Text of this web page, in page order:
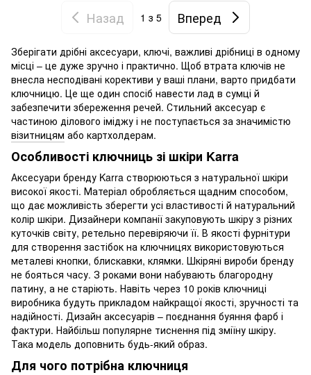
Назад 1 з 5 Вперед
Зберігати дрібні аксесуари, ключі, важливі дрібниці в одному
місці – це дуже зручно і практично. Щоб втрата ключів не
внесла несподівані корективи у ваші плани, варто придбати
ключницю. Це ще один спосіб навести лад в сумці й
забезпечити збереження речей. Стильний аксесуар є
частиною ділового іміджу і не поступається за значимістю
візитницям або картхолдерам.
Особливості ключниць зі шкіри Karra
Аксесуари бренду Karra створюються з натуральної шкіри
високої якості. Матеріал обробляється щадним способом,
що дає можливість зберегти усі властивості й натуральний
колір шкіри. Дизайнери компанії закуповують шкіру з різних
куточків світу, ретельно перевіряючи її. В якості фурнітури
для створення застібок на ключницях використовуються
металеві кнопки, блискавки, клямки. Шкіряні вироби бренду
не бояться часу. З роками вони набувають благородну
патину, а не старіють. Навіть через 10 років ключниці
виробника будуть прикладом найкращої якості, зручності та
надійності. Дизайн аксесуарів – поєднання буяння фарб і
фактури. Найбільш популярне тиснення під зміїну шкіру.
Така модель доповнить будь-який образ.
Для чого потрібна ключниця